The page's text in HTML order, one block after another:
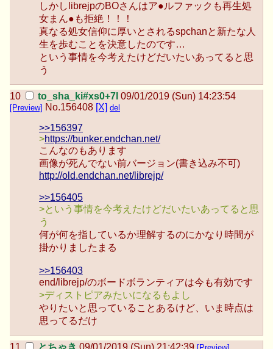
しかしlibrejpのBOさんはア●ルファックも再生処
女まん●も拒絶！！！
真なる処女信仰に厚いとされるspchanと新たな人
生を歩むことを決意したのです…
という事情を今考えたけどだいたいあってると思
う
to_sha_ki#xs0+7l 09/01/2019 (Sun) 14:23:54
[Preview] No.156408 [X] del
>>156397
>https://bunker.endchan.net/
こんなのもあります
画像が死んでない前バージョン(書き込み不可)
http://old.endchan.net/librejp/
>>156405
>という事情を今考えたけどだいたいあってると思
う
何が何を指しているか理解するのにかなり時間が
掛かりましたまる
>>156403
end/librejp/のボードボランティアは今も有効です
>ディストピアみたいになるもよし
やりたいと思っていることあるけど、いま時点は
思ってるだけ
とちゃき 09/01/2019 (Sun) 21:42:39